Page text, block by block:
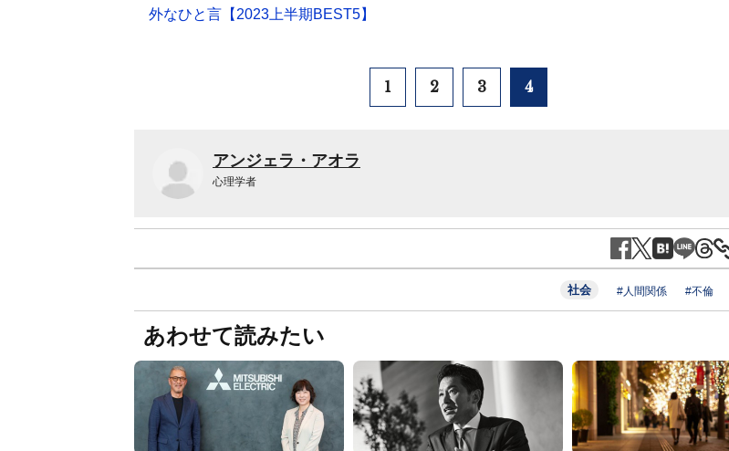
外なひと言【2023上半期BEST5】
1 2 3 4
アンジェラ・アオラ
心理学者
社会 #人間関係 #不倫
あわせて読みたい